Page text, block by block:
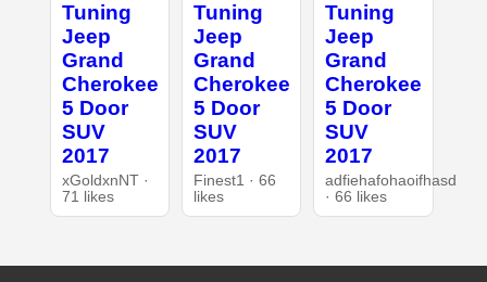
Tuning
Jeep
Grand
Cherokee
5 Door
SUV
2017
xGoldxnNT ·
71 likes
Tuning
Jeep
Grand
Cherokee
5 Door
SUV
2017
Finest1 · 66
likes
Tuning
Jeep
Grand
Cherokee
5 Door
SUV
2017
adfiehafohaoifhasd
· 66 likes